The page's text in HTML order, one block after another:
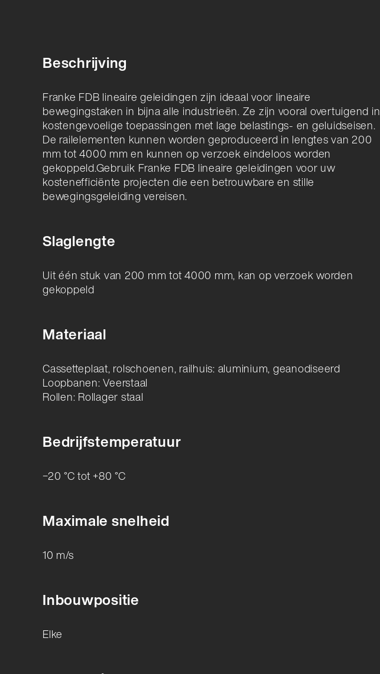
Beschrijving
Franke FDB lineaire geleidingen zijn ideaal voor lineaire
bewegingstaken in bijna alle industrieën. Ze zijn vooral overtuigend in
kostengevoelige toepassingen met lage belastings- en geluidseisen.
De railelementen kunnen worden geproduceerd in lengtes van 200
mm tot 4000 mm en kunnen op verzoek eindeloos worden
gekoppeld.Gebruik Franke FDB lineaire geleidingen voor uw
kostenefficiënte projecten die een betrouwbare en stille
bewegingsgeleiding vereisen.
Slaglengte
Uit één stuk van 200 mm tot 4000 mm, kan op verzoek worden
gekoppeld
Materiaal
Cassetteplaat, rolschoenen, railhuis: aluminium, geanodiseerd
Loopbanen: Veerstaal
Rollen: Rollager staal
Bedrijfstemperatuur
−20 °C tot +80 °C
Maximale snelheid
10 m/s
Inbouwpositie
Elke